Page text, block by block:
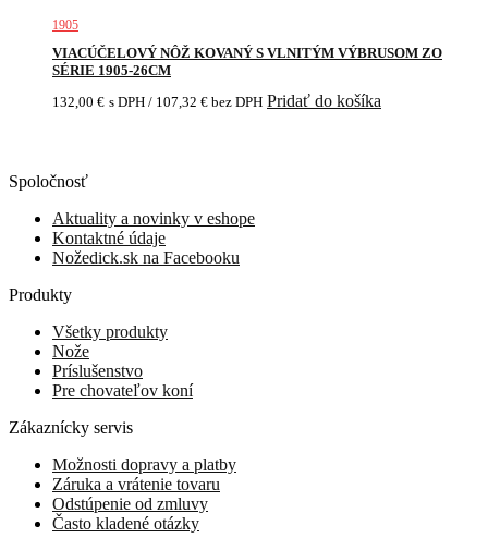
1905
VIACÚČELOVÝ NÔŽ KOVANÝ S VLNITÝM VÝBRUSOM ZO
SÉRIE 1905-26CM
132,00 € s DPH / 107,32 € bez DPH Pridať do košíka
Spoločnosť
Aktuality a novinky v eshope
Kontaktné údaje
Nožedick.sk na Facebooku
Produkty
Všetky produkty
Nože
Príslušenstvo
Pre chovateľov koní
Zákaznícky servis
Možnosti dopravy a platby
Záruka a vrátenie tovaru
Odstúpenie od zmluvy
Často kladené otázky